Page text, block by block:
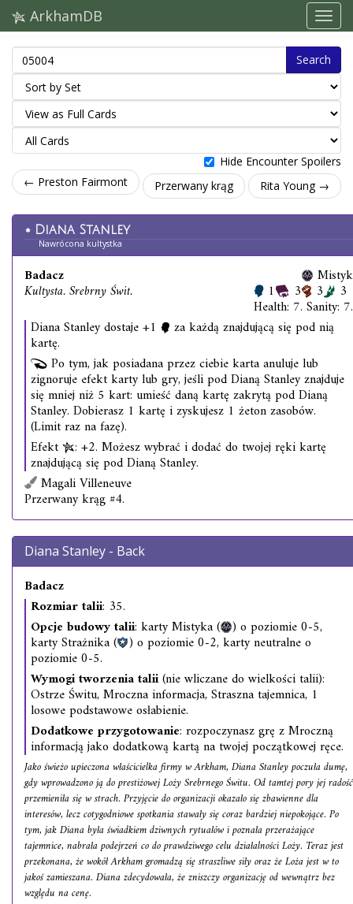
ArkhamDB
Search
Hide Encounter Spoilers
← Preston Fairmont
Przerwany krąg Rita Young →
Diana Stanley
Nawrócona kultystka
Badacz
Kultysta. Srebrny Świt.
Mistyk
1 3 3 3
Health: 7. Sanity: 7.
Diana Stanley dostaje +1
za każdą znajdującą się pod nią
kartę.
Po tym, jak posiadana przez ciebie karta anuluje lub
zignoruje efekt karty lub gry, jeśli pod Dianą Stanley znajduje
się mniej niż 5 kart: umieść daną kartę zakrytą pod Dianą
Stanley. Dobierasz 1 kartę i zyskujesz 1 żeton zasobów.
(Limit raz na fazę).
Efekt
: +2. Możesz wybrać i dodać do twojej ręki kartę
znajdującą się pod Dianą Stanley.
Magali Villeneuve
Przerwany krąg #4.
Diana Stanley - Back
Badacz
Rozmiar talii: 35.
Opcje budowy talii: karty Mistyka ( ) o poziomie 0-5,
karty Strażnika ( ) o poziomie 0-2, karty neutralne o
poziomie 0-5.
Wymogi tworzenia talii(nie wliczane do wielkości talii):
Ostrze Świtu, Mroczna informacja, Straszna tajemnica, 1
losowe podstawowe osłabienie.
Dodatkowe przygotowanie: rozpoczynasz grę z Mroczną
informacją jako dodatkową kartą na twojej początkowej ręce.
Jako świeżo upieczona właścicielka firmy w Arkham, Diana Stanley poczuła dumę,
gdy wprowadzono ją do prestiżowej Loży Srebrnego Świtu. Od tamtej pory jej radość
przemieniła się w strach. Przyjęcie do organizacji okazało się zbawienne dla
interesów, lecz cotygodniowe spotkania stawały się coraz bardziej niepokojące. Po
tym, jak Diana była świadkiem dziwnych rytuałów i poznała przerażające
tajemnice, nabrała podejrzeń co do prawdziwego celu działalności Loży. Teraz jest
przekonana, że wokół Arkham gromadzą się straszliwe siły oraz że Loża jest w to
jakoś zamieszana. Diana zdecydowała, że zniszczy organizację od wewnątrz bez
względu na cenę.